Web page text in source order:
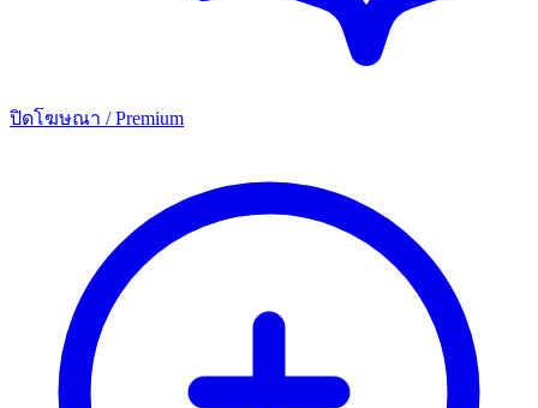
ปิดโฆษณา / Premium